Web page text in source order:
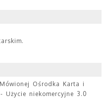
Ośrodka Karta i
Użycie niekomercyjne 3.0